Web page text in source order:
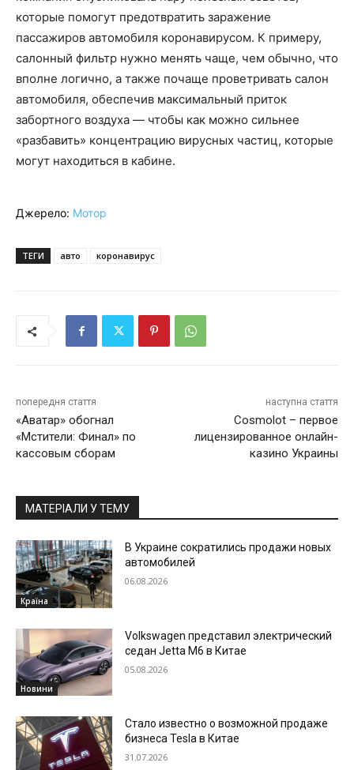
которые помогут предотвратить заражение
пассажиров автомобиля коронавирусом. К примеру,
салонный фильтр нужно менять чаще, чем обычно, что
вполне логично, а также почаще проветривать салон
автомобиля, обеспечив максимальный приток
забортного воздуха — чтобы как можно сильнее
«разбавить» концентрацию вирусных частиц, которые
могут находиться в кабине.
Джерело: Мотор
ТЕГИ авто коронавирус
попередня стаття
«Аватар» обогнал
«Мстители: Финал» по
кассовым сборам
наступна стаття
Cosmolot – первое
лицензированное онлайн-
казино Украины
МАТЕРІАЛИ У ТЕМУ
Країна
В Украине сократились продажи новых
автомобилей
06.08.2026
Новини
Volkswagen представил электрический
седан Jetta M6 в Китае
05.08.2026
Стало известно о возможной продаже
бизнеса Tesla в Китае
31.07.2026